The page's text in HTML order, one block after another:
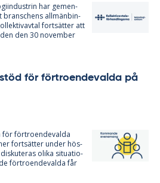
har ge­men­
bran­schens all­män­bin­
fort­sät­ter att
den 30 no­vem­ber
stöd för för­tro­en­de­val­da på
för för­tro­en­de­val­da
fort­sät­ter un­der hös­
dis­ku­te­ras oli­ka si­tu­a­tio­
för­tro­en­de­val­da får